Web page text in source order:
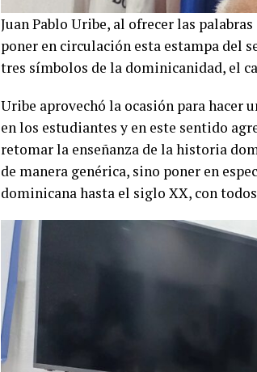
Juan Pablo Uribe, al ofrecer las
poner en circulación esta estampa del
tres símbolos de la dominicanidad, el
Uribe aprovechó la ocasión para hacer
en los estudiantes y en este sentido
retomar la enseñanza de la historia
de manera genérica, sino poner en
dominicana hasta el siglo XX, con